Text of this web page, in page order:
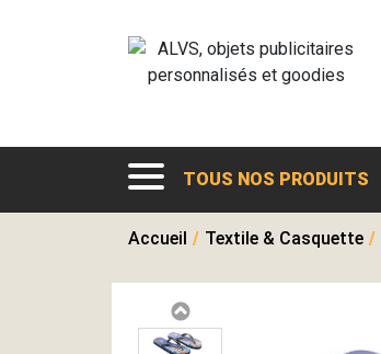
TOUS NOS PRODUITS
Accueil / Textile & Casquette /